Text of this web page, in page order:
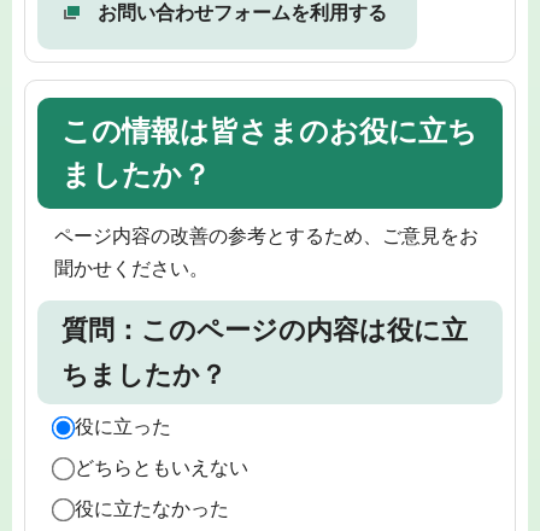
お問い合わせフォームを利用する
この情報は皆さまのお役に立ち
ましたか？
ページ内容の改善の参考とするため、ご意見をお
聞かせください。
質問：このページの内容は役に立
ちましたか？
役に立った
どちらともいえない
役に立たなかった